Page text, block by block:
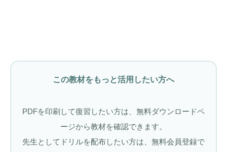
この教材をもっと活用したい方へ
PDFを印刷して復習したい方は、無料ダウンロードペ
ージから教材を確認できます。
先生としてドリルを配布したい方は、無料会員登録で